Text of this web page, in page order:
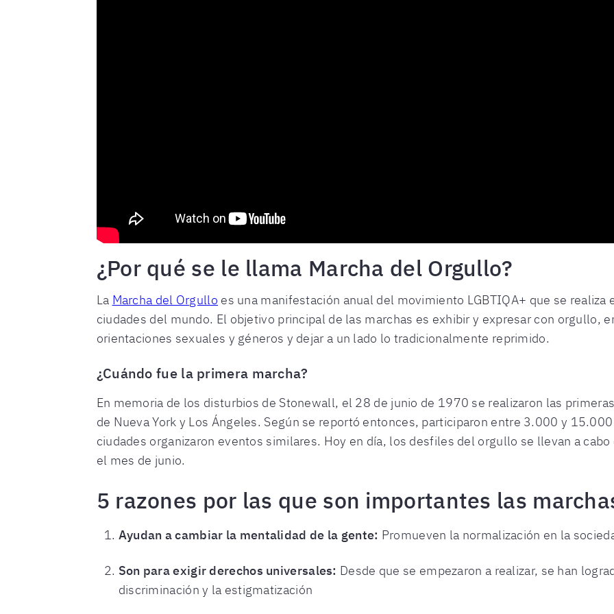
¿Por qué se le llama Marcha del Orgullo?
La Marcha del Orgullo es una manifestación anual del movimiento LGBTIQA+ que se
ciudades del mundo. El objetivo principal de las marchas es exhibir y expresar con orgullo,
orientaciones sexuales y géneros y dejar a un lado lo tradicionalmente reprimido.
¿Cuándo fue la primera marcha?
En memoria de los disturbios de Stonewall, el 28 de junio de 1970 se realizaron las
de Nueva York y Los Ángeles. Según se reportó entonces, participaron entre 3.000 y
ciudades organizaron eventos similares. Hoy en día, los desfiles del orgullo se llevan a
el mes de junio.
5 razones por las que son importantes las
Ayudan a cambiar la mentalidad de la gente: Promueven la normalización en la
Son para exigir derechos universales: Desde que se empezaron a realizar, se han
discriminación y la estigmatización